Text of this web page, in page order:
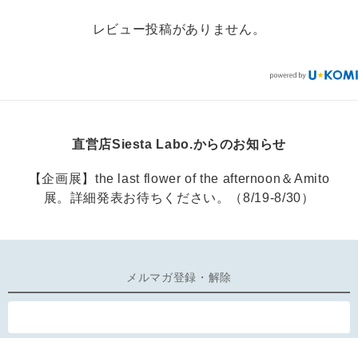
レビュー投稿がありません。
直営店Siesta Labo.からのお知らせ
【企画展】the last flower of the afternoon＆Amito
展。詳細発表お待ちください。（8/19-8/30）
メルマガ登録・解除